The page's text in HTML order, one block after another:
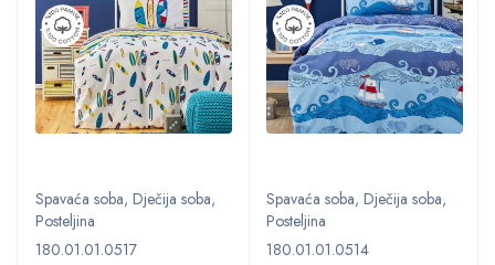
Spavaća soba, Dječija soba,
Posteljina
180.01.01.0517
Spavaća soba, Dječija soba,
Posteljina
180.01.01.0514